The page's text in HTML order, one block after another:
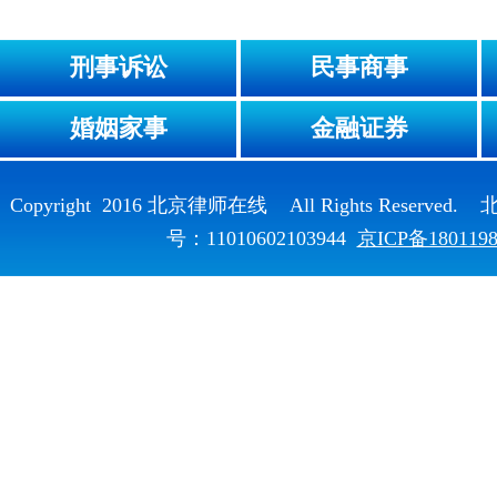
刑事诉讼 民事商事
婚姻家事 金融证券
Copyright 2016 北京律师在线 All Rights Reserved.
号：11010602103944 京ICP备